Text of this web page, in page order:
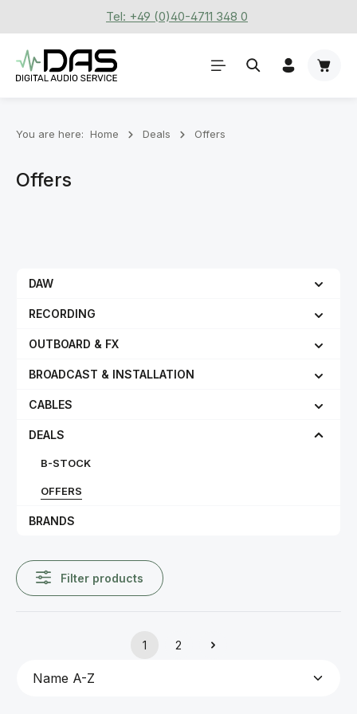
Skip to main contentTel: +49 (0)40-4711 348 0
You are here: Home Deals Offers
Offers
DAW
RECORDING
OUTBOARD & FX
BROADCAST & INSTALLATION
CABLES
DEALS
B-STOCK
OFFERS
BRANDS
Filter products
Page
1
Page
2